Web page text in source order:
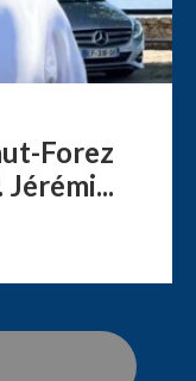
Forez